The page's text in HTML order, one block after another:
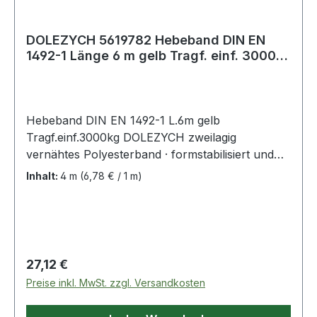
DOLEZYCH 5619782 Hebeband DIN EN
1492-1 Länge 6 m gelb Tragf. einf. 3000
Hebeband DIN EN 1492-1 L.6m gelb
Tragf.einf.3000kg DOLEZYCH zweilagig
vernähtes Polyesterband · formstabilisiert und
imprägniert · Sicherheitsfaktor 7:1 ·
Eigenschaften: · Schlaufenlänge: 350mm ·
Ausführung: zweilagig · prüfpflichtig: ja
Inhalt: 4 m (6,78 € / 1 m)
Regulärer Preis:
27,12 €
Preise inkl. MwSt. zzgl. Versandkosten